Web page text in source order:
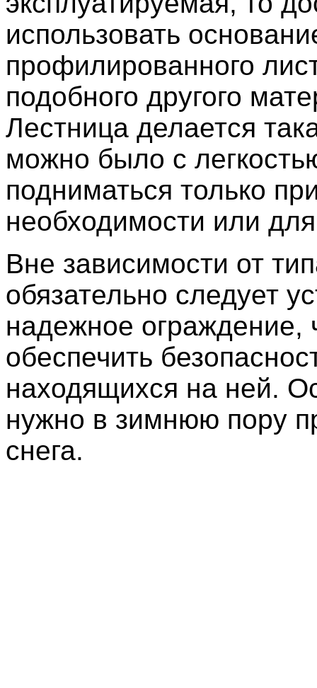
использовать
профилированного
подобного другого
Лестница делается
можно было с
подниматься только
необходимости или
Вне зависимости от
обязательно следует
надежное ограждение,
обеспечить
находящихся на ней.
нужно в зимнюю пору
снега.